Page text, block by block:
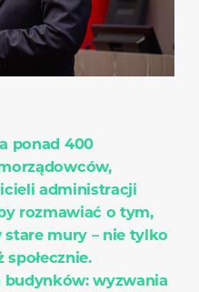
ponad 400
administracji
rozmawiać o tym,
mury – nie tylko
budynków: wyzwania